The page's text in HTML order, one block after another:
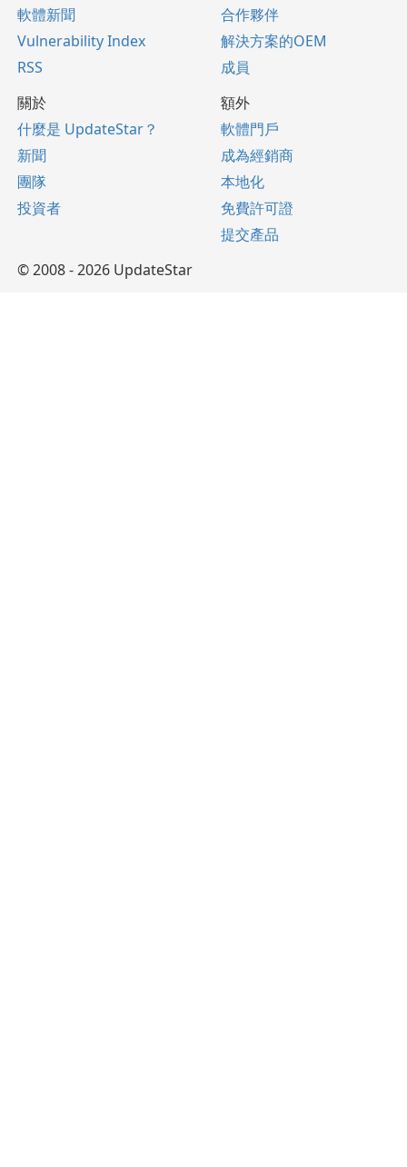
軟體新聞
Vulnerability Index
RSS
合作夥伴
解決方案的OEM
成員
關於
什麼是 UpdateStar？
新聞
團隊
投資者
額外
軟體門戶
成為經銷商
本地化
免費許可證
提交產品
© 2008 - 2026 UpdateStar